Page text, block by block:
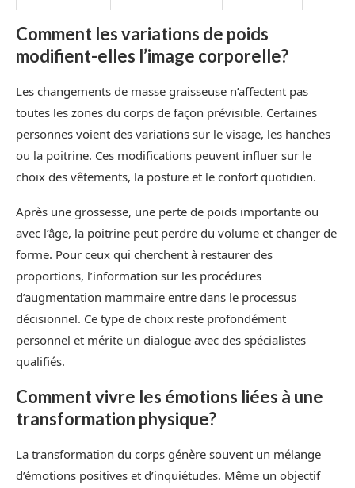
Comment les variations de poids
modifient-elles l’image corporelle?
Les changements de masse graisseuse n’affectent pas
toutes les zones du corps de façon prévisible. Certaines
personnes voient des variations sur le visage, les hanches
ou la poitrine. Ces modifications peuvent influer sur le
choix des vêtements, la posture et le confort quotidien.
Après une grossesse, une perte de poids importante ou
avec l’âge, la poitrine peut perdre du volume et changer de
forme. Pour ceux qui cherchent à restaurer des
proportions, l’information sur les procédures
d’augmentation mammaire entre dans le processus
décisionnel. Ce type de choix reste profondément
personnel et mérite un dialogue avec des spécialistes
qualifiés.
Comment vivre les émotions liées à une
transformation physique?
La transformation du corps génère souvent un mélange
d’émotions positives et d’inquiétudes. Même un objectif